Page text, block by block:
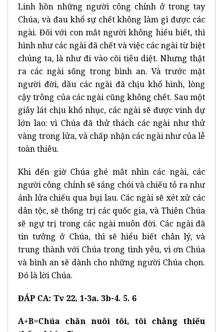
Linh hồn những người công chính ở trong tay
Chúa, và đau khổ sự chết không làm gì được các
ngài. Đối với con mắt người không hiểu biết, thì
hình như các ngài đã chết và việc các ngài từ biệt
chúng ta, là như đi vào cõi tiêu diệt. Nhưng thật
ra các ngài sống trong bình an. Và trước mặt
người đời, dầu các ngài đã chịu khổ hình, lòng
cậy trông của các ngài cũng không chết. Sau một
giây lát chịu khổ nhục, các ngài sẽ được vinh dự
lớn lao: vì Chúa đã thử thách các ngài như thử
vàng trong lửa, và chấp nhận các ngài như của lễ
toàn thiêu.
Khi đến giờ Chúa ghé mắt nhìn các ngài, các
người công chính sẽ sáng chói và chiếu tỏ ra như
ánh lửa chiếu qua bụi lau. Các ngài sẽ xét xử các
dân tộc, sẽ thống trị các quốc gia, và Thiên Chúa
sẽ ngự trị trong các ngài muôn đời. Các ngài đã
tin tưởng ở Chúa, thì sẽ hiểu biết chân lý, và
trung thành với Chúa trong tình yêu, vì ơn Chúa
và bình an sẽ dành cho những người Chúa chọn.
Đó là lời Chúa.
ĐÁP CA: Tv 22, 1-3a. 3b-4. 5. 6
A+B=Chúa chăn nuôi tôi, tôi chẳng thiếu